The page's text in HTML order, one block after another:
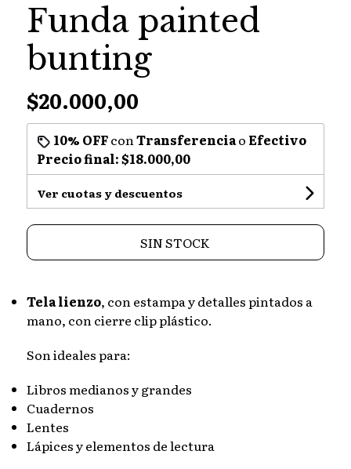
Funda painted
bunting
$20.000,00
10% OFFcon Transferenciao Efectivo
Precio final:$18.000,00
Ver cuotas y descuentos
SIN STOCK
Tela lienzo, con estampa y detalles pintados a
mano, con cierre clip plástico.
Son ideales para:
Libros medianos y grandes
Cuadernos
Lentes
Lápices y elementos de lectura